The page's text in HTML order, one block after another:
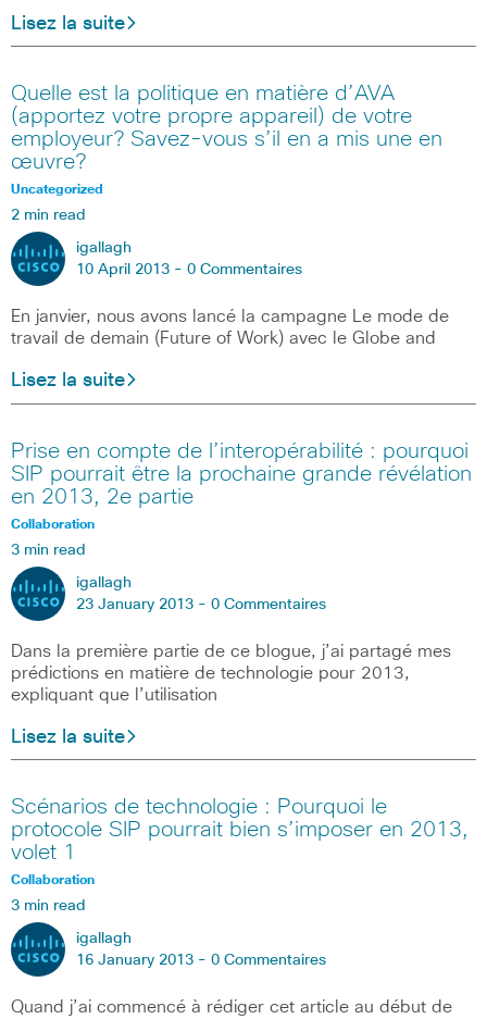
Lisez la suite
Quelle est la politique en matière d’AVA
(apportez votre propre appareil) de votre
employeur? Savez-vous s’il en a mis une en
œuvre?
Uncategorized
2 min read
igallagh
10 April 2013 - 0 Commentaires
En janvier, nous avons lancé la campagne Le mode de
travail de demain (Future of Work) avec le Globe and
Lisez la suite
Prise en compte de l’interopérabilité : pourquoi
SIP pourrait être la prochaine grande révélation
en 2013, 2e partie
Collaboration
3 min read
igallagh
23 January 2013 - 0 Commentaires
Dans la première partie de ce blogue, j’ai partagé mes
prédictions en matière de technologie pour 2013,
expliquant que l’utilisation
Lisez la suite
Scénarios de technologie : Pourquoi le
protocole SIP pourrait bien s’imposer en 2013,
volet 1
Collaboration
3 min read
igallagh
16 January 2013 - 0 Commentaires
Quand j’ai commencé à rédiger cet article au début de